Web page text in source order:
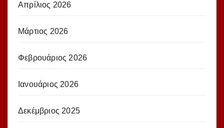
Απρίλιος 2026
Μάρτιος 2026
Φεβρουάριος 2026
Ιανουάριος 2026
Δεκέμβριος 2025